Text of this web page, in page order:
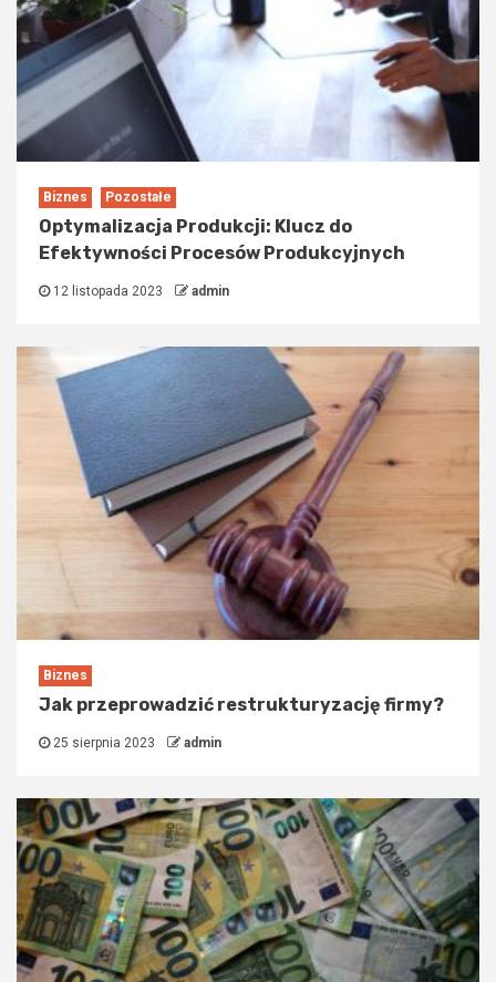
Biznes Pozostałe
Optymalizacja Produkcji: Klucz do
Efektywności Procesów Produkcyjnych
12 listopada 2023 admin
Biznes
Jak przeprowadzić restrukturyzację firmy?
25 sierpnia 2023 admin